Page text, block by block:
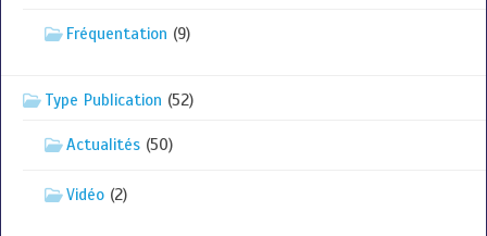
Fréquentation (9)
Type Publication (52)
Actualités (50)
Vidéo (2)